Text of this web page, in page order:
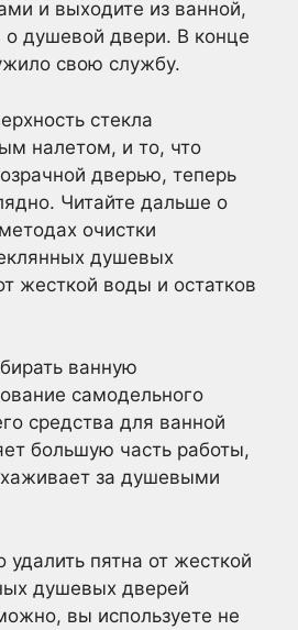
и выходите из ванной,
душевой двери. В конце
свою службу.
стекла
налетом, и то, что
дверью, теперь
Читайте дальше о
очистки
душевых
жесткой воды и остатков
ванную
самодельного
средства для ванной
большую часть работы,
за душевыми
удалить пятна от жесткой
душевых дверей
вы используете не